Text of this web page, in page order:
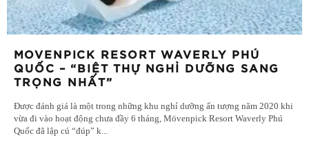
MOVENPICK RESORT WAVERLY PHÚ
QUỐC – “BIỆT THỰ NGHỈ DƯỠNG SANG
TRỌNG NHẤT”
Được đánh giá là một trong những khu nghỉ dưỡng ấn tượng năm 2020 khi
vừa đi vào hoạt động chưa đầy 6 tháng, Mövenpick Resort Waverly Phú
Quốc đã lập cú “đúp” k